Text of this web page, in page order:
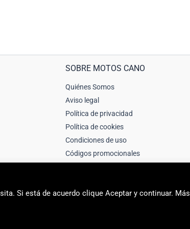
SOBRE MOTOS CANO
Quiénes Somos
Aviso legal
Política de privacidad
Política de cookies
Condiciones de uso
Códigos promocionales
Si está de acuerdo clique Aceptar y continuar. Más